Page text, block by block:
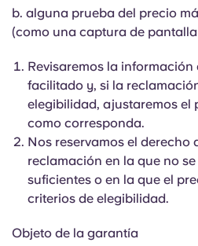
b. alguna prueba del precio
(como una captura de
Revisaremos la
facilitado y, si la
elegibilidad, ajustaremos el
como corresponda.
Nos reservamos el derecho
reclamación en la que no
suficientes o en la que el
criterios de elegibilidad.
Objeto de la garantía